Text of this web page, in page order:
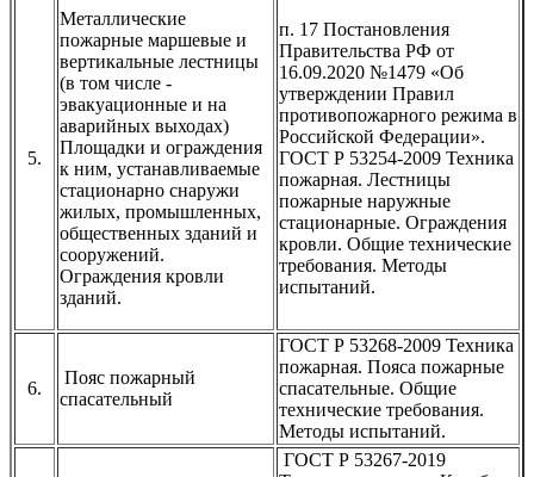
5.
Металлические
пожарные маршевые и
вертикальные лестницы
(в том числе -
эвакуационные и на
аварийных выходах)
Площадки и ограждения
к ним, устанавливаемые
стационарно снаружи
жилых, промышленных,
общественных зданий и
сооружений.
Ограждения кровли
зданий.
п. 17 Постановления
Правительства РФ от
16.09.2020 №1479 «Об
утверждении Правил
противопожарного режима в
Российской Федерации».
ГОСТ Р 53254-2009 Техника
пожарная. Лестницы
пожарные наружные
стационарные. Ограждения
кровли. Общие технические
требования. Методы
испытаний.
6.
Пояс пожарный
спасательный
ГОСТ Р 53268-2009 Техника
пожарная. Пояса пожарные
спасательные. Общие
технические требования.
Методы испытаний.
ГОСТ Р 53267-2019